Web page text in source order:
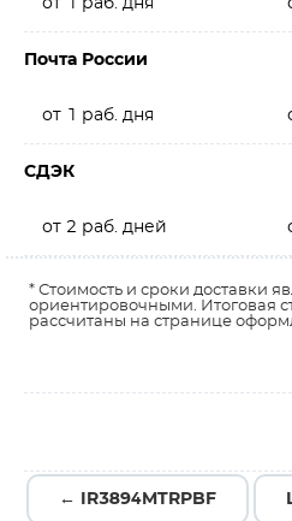
от 1 раб. дня
Почта России
от 1 раб. дня
СДЭК
от 2 раб. дней
* Стоимость и сроки доставки
ориентировочными. Итоговая
рассчитаны на странице
← IR3894MTRPBF